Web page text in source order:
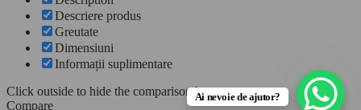
Ai nevoie de ajutor?
Descriere produs
Greutate
Dimensiuni
Informații suplimentare
Click outside to hide the comparison bar
Compare